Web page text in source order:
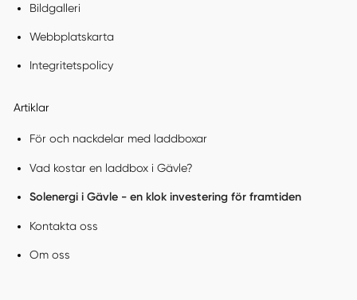
Bildgalleri
Webbplatskarta
Integritetspolicy
Artiklar
För och nackdelar med laddboxar
Vad kostar en laddbox i Gävle?
Solenergi i Gävle - en klok investering för framtiden
Kontakta oss
Om oss